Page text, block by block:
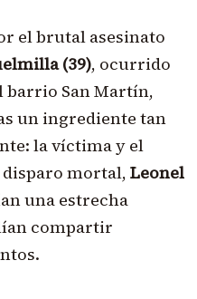
el brutal asesinato
(39), ocurrido
barrio San Martín,
un ingrediente tan
la víctima y el
mortal, Leonel
una estrecha
compartir